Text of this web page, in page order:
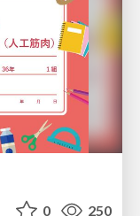
0 250